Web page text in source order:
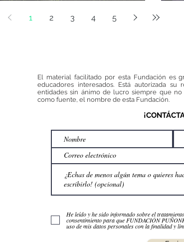
que este caso nos
1 2 3 4 5
El material facilitado por esta Fundación es
educadores interesados. Está autorizada
entidades sin ánimo de lucro siempre que
como fuente, el nombre de esta Fundación.
He leído y he sido informado sobre el
consentimiento para que FUNDACIÓN
uso de mis datos personales con la finalidad y